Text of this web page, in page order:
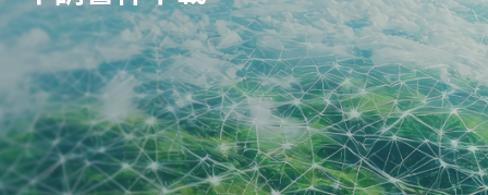
減
量
暨
抵
換
資